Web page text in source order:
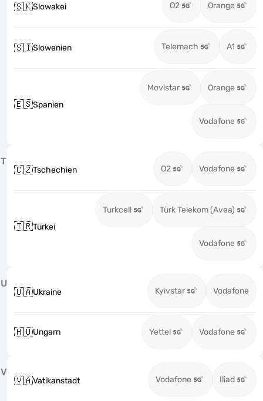
🇸🇰Slowakei O2 Orange
🇸🇮Slowenien Telemach A1
🇪🇸Spanien
Movistar Orange
Vodafone
T
🇨🇿Tschechien O2 Vodafone
🇹🇷Türkei
Turkcell Türk Telekom (Avea)
Vodafone
U
🇺🇦Ukraine Kyivstar Vodafone
🇭🇺Ungarn Yettel Vodafone
V
🇻🇦Vatikanstadt Vodafone Iliad